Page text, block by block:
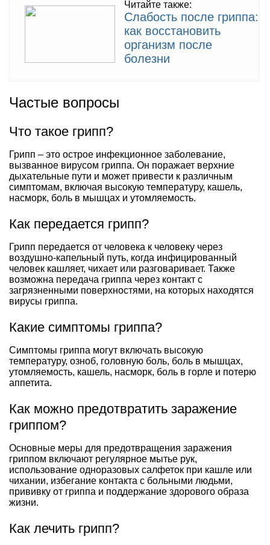
Читайте также:
Слабость после гриппа:
как восстановить
организм после
болезни
Частые вопросы
Что такое грипп?
Грипп – это острое инфекционное заболевание,
вызванное вирусом гриппа. Он поражает верхние
дыхательные пути и может привести к различным
симптомам, включая высокую температуру, кашель,
насморк, боль в мышцах и утомляемость.
Как передается грипп?
Грипп передается от человека к человеку через
воздушно-капельный путь, когда инфицированный
человек кашляет, чихает или разговаривает. Также
возможна передача гриппа через контакт с
загрязненными поверхностями, на которых находятся
вирусы гриппа.
Какие симптомы гриппа?
Симптомы гриппа могут включать высокую
температуру, озноб, головную боль, боль в мышцах,
утомляемость, кашель, насморк, боль в горле и потерю
аппетита.
Как можно предотвратить заражение
гриппом?
Основные меры для предотвращения заражения
гриппом включают регулярное мытье рук,
использование одноразовых салфеток при кашле или
чихании, избегание контакта с больными людьми,
прививку от гриппа и поддержание здорового образа
жизни.
Как лечить грипп?